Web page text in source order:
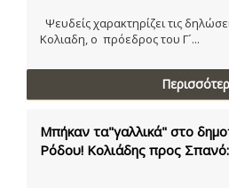
Ψευδείς χαρακτηρίζει τις
Κολιαδη, ο πρόεδρος του Γ´...
Μπήκαν τα"γαλλικά" στο
Ρόδου! Κολιάδης προς